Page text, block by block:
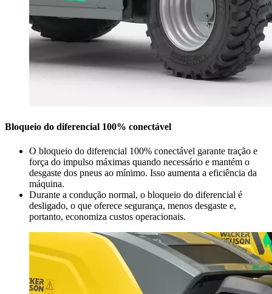
Bloqueio do diferencial 100% conectável
O bloqueio do diferencial 100% conectável garante tração e
força do impulso máximas quando necessário e mantém o
desgaste dos pneus ao mínimo. Isso aumenta a eficiência da
máquina.
Durante a condução normal, o bloqueio do diferencial é
desligado, o que oferece segurança, menos desgaste e,
portanto, economiza custos operacionais.